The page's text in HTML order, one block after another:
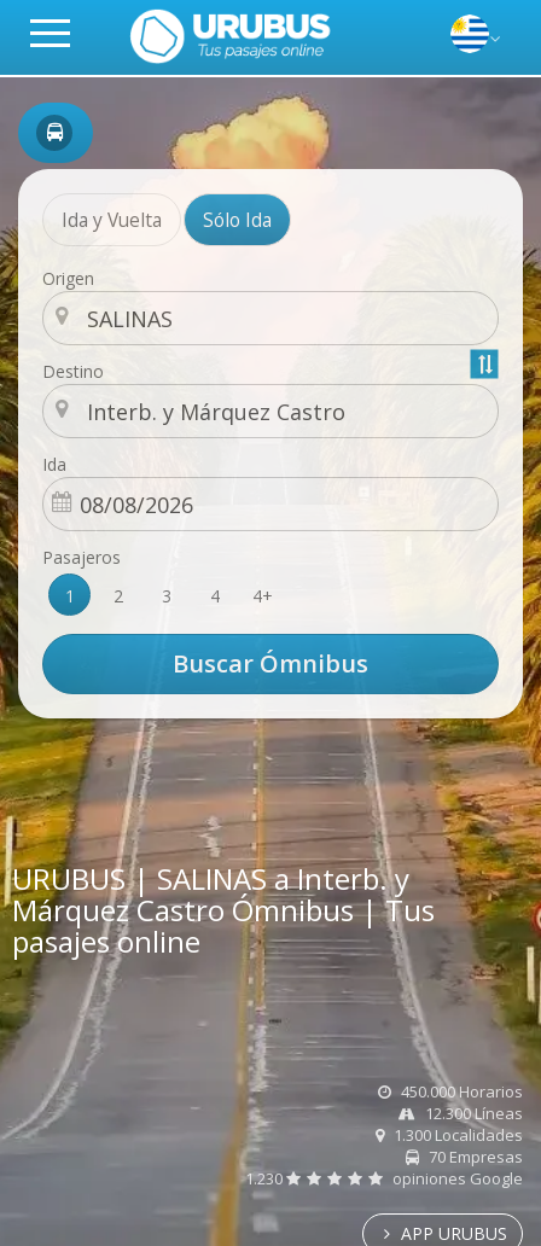
Ida y Vuelta Sólo Ida
Origen
Destino
Ida
Pasajeros
1
2 3 4 4+
URUBUS | SALINAS a Interb. y
Márquez Castro Ómnibus | Tus
pasajes online
450.000 Horarios
12.300 Líneas
1.300 Localidades
70 Empresas
1.230
opiniones Google
APP URUBUS